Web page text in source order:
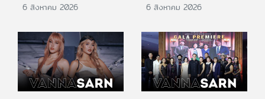
6 สิงหาคม 2026 6 สิงหาคม 2026